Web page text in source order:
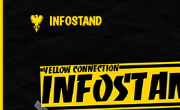
INFOSTAND